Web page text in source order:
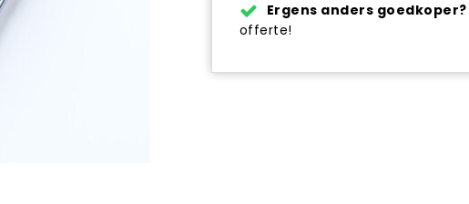
Ergens anders goedkoper?
offerte!